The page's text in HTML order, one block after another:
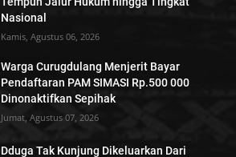
Nasional
Kamis, Agustus 06, 2026
Warga Curugdulang Menjerit Bayar
Pendaftaran PAM SIMASI Rp.500 000
Dinonaktifkan Sepihak
Jumat, Agustus 07, 2026
Dduga Tak Kunjung Dikeluarkan Dari